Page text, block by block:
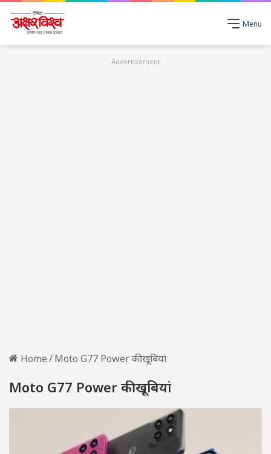
Menu
Advertisement
Home/Moto G77 Power की खूबियां
Moto G77 Power की खूबियां